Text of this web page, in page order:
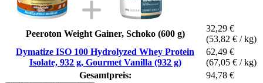
Peeroton Weight Gainer, Schoko (600 g)
32,29 €
(53,82 € / kg)
Dymatize ISO 100 Hydrolyzed Whey Protein
Isolate, 932 g, Gourmet Vanilla (932 g)
62,49 €
(67,05 € / kg)
Gesamtpreis:
94,78 €